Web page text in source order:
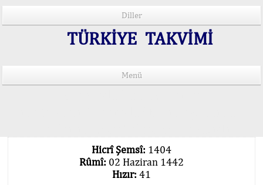
Diller
TÜRKİYE TAKVİMİ
Menü
Hicrî Şemsî: 1404
Rûmî: 02 Haziran 1442
Hızır: 41